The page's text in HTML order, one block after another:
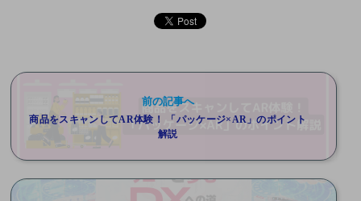
前の記事へ
商品をスキャンしてAR体験！ 「パッケージ×AR」のポイント
解説